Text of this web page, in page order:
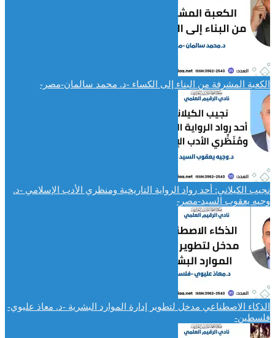
الكعبة المشرفة من البناء إلى الكساء -د. محمد سالمان-مصر-
نجيب الكيلاني: أحد رواد الرواية التاريخية ومنظري الأدب الإسلامي -د.
وجيه يعقوب السيد-مصر-
الذكاء الاصطناعي مدخل لتطوير إدارة الموارد البشرية -د. معاذ عليوي-
فلسطين-